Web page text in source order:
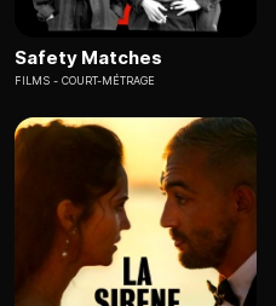
Safety Matches
FILMS COURT-MÉTRAGE